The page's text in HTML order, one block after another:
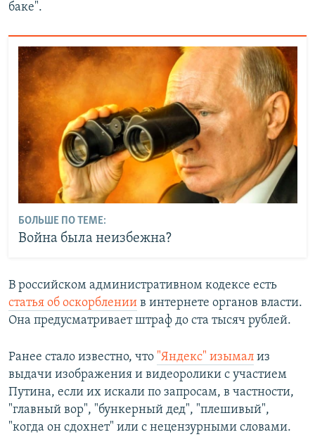
баке".
БОЛЬШЕ ПО ТЕМЕ:
Война была неизбежна?
В российском административном кодексе есть
статья об оскорблении в интернете органов власти.
Она предусматривает штраф до ста тысяч рублей.
Ранее стало известно, что "Яндекс" изымал из
выдачи изображения и видеоролики с участием
Путина, если их искали по запросам, в частности,
"главный вор", "бункерный дед", "плешивый",
"когда он сдохнет" или с нецензурными словами.